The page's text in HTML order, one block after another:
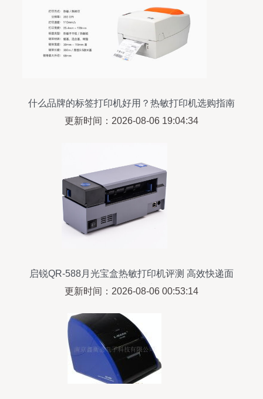
什么品牌的标签打印机好用？热敏打印机选购指南
更新时间：2026-08-06 19:04:34
启锐QR-588月光宝盒热敏打印机评测 高效快递面
单打印之选
更新时间：2026-08-06 00:53:14